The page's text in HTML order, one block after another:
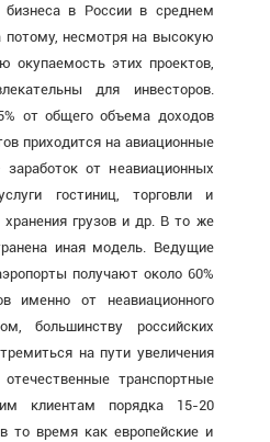
бизнеса в России в среднем
потому, несмотря на высокую
окупаемость этих проектов,
для инвесторов.
от общего объема доходов
приходится на авиационные
от неавиационных
гостиниц, торговли и
хранения грузов и др. В то же
иная модель. Ведущие
получают около 60%
именно от неавиационного
большинству российских
на пути увеличения
транспортные
клиентам порядка 15-20
то время как европейские и